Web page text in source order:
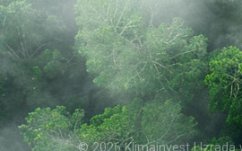
© 2026 Klimainvest |